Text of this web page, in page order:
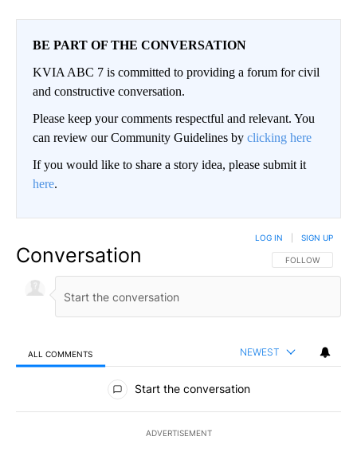
BE PART OF THE CONVERSATION
KVIA ABC 7 is committed to providing a forum for civil
and constructive conversation.
Please keep your comments respectful and relevant. You
can review our Community Guidelines by clicking here
If you would like to share a story idea, please submit it
here.
Conversation FOLLOW THIS
FOLLOW
LOG IN SIGN UP
ALL COMMENTS NEWEST
All Comments
Start the conversation
ADVERTISEMENT